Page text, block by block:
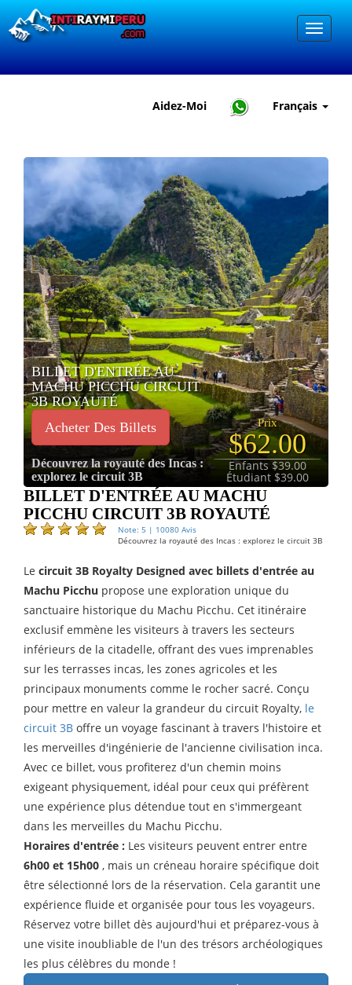
Aidez-Moi Français
BILLET D'ENTRÉE AU
MACHU PICCHU CIRCUIT
3B ROYAUTÉ
Acheter Des Billets
Découvrez la royauté des Incas :
explorez le circuit 3B
Prix
$62.00
Enfants $39.00
Étudiant $39.00
BILLET D'ENTRÉE AU MACHU
PICCHU CIRCUIT 3B ROYAUTÉ
Note: 5 | 10080 Avis
Découvrez la royauté des Incas : explorez le circuit 3B
Le circuit 3B Royalty Designed avec billets d'entrée au
Machu Picchu propose une exploration unique du
sanctuaire historique du Machu Picchu. Cet itinéraire
exclusif emmène les visiteurs à travers les secteurs
inférieurs de la citadelle, offrant des vues imprenables
sur les terrasses incas, les zones agricoles et les
principaux monuments comme le rocher sacré. Conçu
pour mettre en valeur la grandeur du circuit Royalty, le
circuit 3B offre un voyage fascinant à travers l'histoire et
les merveilles d'ingénierie de l'ancienne civilisation inca.
Avec ce billet, vous profiterez d'un chemin moins
exigeant physiquement, idéal pour ceux qui préfèrent
une expérience plus détendue tout en s'immergeant
dans les merveilles du Machu Picchu.
Horaires d'entrée : Les visiteurs peuvent entrer entre
6h00 et 15h00 , mais un créneau horaire spécifique doit
être sélectionné lors de la réservation. Cela garantit une
expérience fluide et organisée pour tous les voyageurs.
Réservez votre billet dès aujourd'hui et préparez-vous à
une visite inoubliable de l'un des trésors archéologiques
les plus célèbres du monde !